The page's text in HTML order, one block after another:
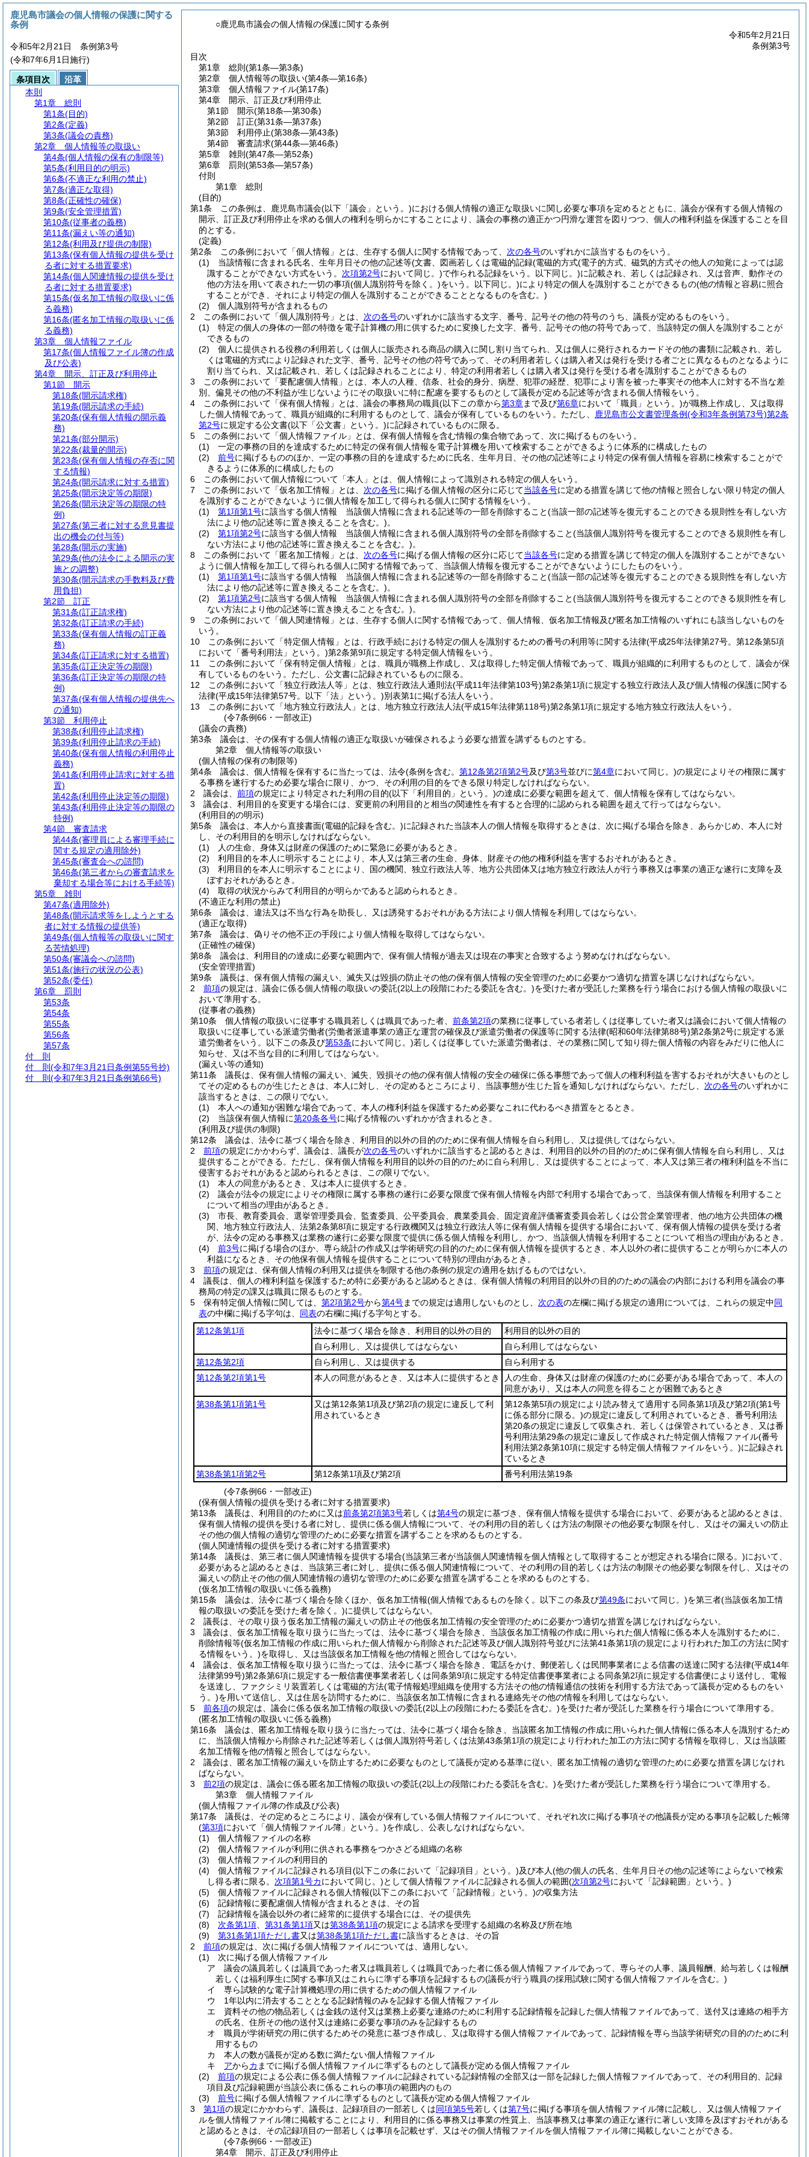
○鹿児島市議会の個人情報の保護に関する条例
令和5年2月21日
条例第3号
目次
第1章
総則 (第1条―第3条)
第2章
個人情報等の取扱い(第4条―第16条)
第3章
個人情報ファイル(第17条)
第4章
開示、訂正及び利用停止
第1節
開示(第18条―第30条)
第2節
訂正(第31条―第37条)
第3節
利用停止(第38条―第43条)
第4節
審査請求(第44条―第46条)
第5章
雑則 (第47条―第52条)
第6章
罰則 (第53条―第57条)
付則
第1章
総則
(目的)
第1条
この条例は、鹿児島市議会(以下「議会」という。)における個人情報の適正な取扱いに関し必要な事項を定めるとともに、議会が保有する個人情報の
開示、訂正及び利用停止を求める個人の権利を明らかにすることにより、議会の事務の適正かつ円滑な運営を図りつつ、個人の権利利益を保護することを目
的とする。
(定義)
第2条
この条例において「個人情報」とは、生存する個人に関する情報であって、 次の各号のいずれかに該当するものをいう。
(1)
当該情報に含まれる氏名、生年月日その他の記述等(文書、図画若しくは電磁的記録(電磁的方式(電子的方式、磁気的方式その他人の知覚によっては認
識することができない方式をいう。 次項第2号において同じ。)で作られる記録をいう。以下同じ。)に記載され、若しくは記録され、又は音声、動作その
他の方法を用いて表された一切の事項(個人識別符号を除く。)をいう。以下同じ。)により特定の個人を識別することができるもの(他の情報と容易に照合
することができ、それにより特定の個人を識別することができることとなるものを含む。)
(2)
個人識別符号が含まれるもの
2
この条例において「個人識別符号」とは、 次の各号のいずれかに該当する文字、番号、記号その他の符号のうち、議長が定めるものをいう。
(1)
特定の個人の身体の一部の特徴を電子計算機の用に供するために変換した文字、番号、記号その他の符号であって、当該特定の個人を識別することが
できるもの
(2)
個人に提供される役務の利用若しくは個人に販売される商品の購入に関し割り当てられ、又は個人に発行されるカードその他の書類に記載され、若し
くは電磁的方式により記録された文字、番号、記号その他の符号であって、その利用者若しくは購入者又は発行を受ける者ごとに異なるものとなるように
割り当てられ、又は記載され、若しくは記録されることにより、特定の利用者若しくは購入者又は発行を受ける者を識別することができるもの
3
この条例において「要配慮個人情報」とは、本人の人種、信条、社会的身分、病歴、犯罪の経歴、犯罪により害を被った事実その他本人に対する不当な差
別、偏見その他の不利益が生じないようにその取扱いに特に配慮を要するものとして議長が定める記述等が含まれる個人情報をいう。
4
この条例において「保有個人情報」とは、議会の事務局の職員(以下この章から第3章まで及び第6章において「職員」という。)が職務上作成し、又は取得
した個人情報であって、職員が組織的に利用するものとして、議会が保有しているものをいう。 ただし、 鹿児島市公文書管理条例(令和3年条例第73号)第2条
第2号に規定する公文書(以下「公文書」という。)に記録されているものに限る。
5
この条例において「個人情報ファイル」とは、保有個人情報を含む情報の集合物であって、次に掲げるものをいう。
(1)
一定の事務の目的を達成するために特定の保有個人情報を電子計算機を用いて検索することができるように体系的に構成したもの
(2)
前号に掲げるもののほか、一定の事務の目的を達成するために氏名、生年月日、その他の記述等により特定の保有個人情報を容易に検索することがで
きるように体系的に構成したもの
6
この条例において個人情報について「本人」とは、個人情報によって識別される特定の個人をいう。
7
この条例において「仮名加工情報」とは、 次の各号に掲げる個人情報の区分に応じて当該各号に定める措置を講じて他の情報と照合しない限り特定の個人
を識別することができないように個人情報を加工して得られる個人に関する情報をいう。
(1)
第1項第1号に該当する個人情報 当該個人情報に含まれる記述等の一部を削除すること(当該一部の記述等を復元することのできる規則性を有しない方
法により他の記述等に置き換えることを含む。)。
(2)
第1項第2号に該当する個人情報 当該個人情報に含まれる個人識別符号の全部を削除すること(当該個人識別符号を復元することのできる規則性を有し
ない方法により他の記述等に置き換えることを含む。)。
8
この条例において「匿名加工情報」とは、 次の各号に掲げる個人情報の区分に応じて当該各号に定める措置を講じて特定の個人を識別することができない
ように個人情報を加工して得られる個人に関する情報であって、当該個人情報を復元することができないようにしたものをいう。
(1)
第1項第1号に該当する個人情報 当該個人情報に含まれる記述等の一部を削除すること(当該一部の記述等を復元することのできる規則性を有しない方
法により他の記述等に置き換えることを含む。)。
(2)
第1項第2号に該当する個人情報 当該個人情報に含まれる個人識別符号の全部を削除すること(当該個人識別符号を復元することのできる規則性を有し
ない方法により他の記述等に置き換えることを含む。)。
9
この条例において「個人関連情報」とは、生存する個人に関する情報であって、個人情報、仮名加工情報及び匿名加工情報のいずれにも該当しないものを
いう。
10
この条例において「特定個人情報」とは、行政手続における特定の個人を識別するための番号の利用等に関する法律(平成25年法律第27号。第12条第5項
において「番号利用法」という。)第2条第9項に規定する特定個人情報をいう。
11
この条例において「保有特定個人情報」とは、職員が職務上作成し、又は取得した特定個人情報であって、職員が組織的に利用するものとして、議会が保
有しているものをいう。 ただし、公文書に記録されているものに限る。
12
この条例において「独立行政法人等」とは、独立行政法人通則法(平成11年法律第103号)第2条第1項に規定する独立行政法人及び個人情報の保護に関する
法律(平成15年法律第57号。以下「法」という。)別表第1に掲げる法人をいう。
13
この条例において「地方独立行政法人」とは、地方独立行政法人法(平成15年法律第118号)第2条第1項に規定する地方独立行政法人をいう。
(令7条例66・一部改正)
(議会の責務)
第3条
議会は、その保有する個人情報の適正な取扱いが確保されるよう必要な措置を講ずるものとする。
第2章
個人情報等の取扱い
(個人情報の保有の制限等)
第4条
議会は、個人情報を保有するに当たっては、法令(条例を含む。 第12条第2項第2号及び第3号並びに第4章において同じ。)の規定によりその権限に属す
る事務を遂行するため必要な場合に限り、かつ、その利用の目的をできる限り特定しなければならない。
2
議会は、 前項の規定により特定された利用の目的(以下「利用目的」という。)の達成に必要な範囲を超えて、個人情報を保有してはならない。
3
議会は、利用目的を変更する場合には、変更前の利用目的と相当の関連性を有すると合理的に認められる範囲を超えて行ってはならない。
(利用目的の明示)
第5条
議会は、本人から直接書面(電磁的記録を含む。)に記録された当該本人の個人情報を取得するときは、次に掲げる場合を除き、あらかじめ、本人に対
し、その利用目的を明示しなければならない。
(1)
人の生命、身体又は財産の保護のために緊急に必要があるとき。
(2)
利用目的を本人に明示することにより、本人又は第三者の生命、身体、財産その他の権利利益を害するおそれがあるとき。
(3)
利用目的を本人に明示することにより、国の機関、独立行政法人等、地方公共団体又は地方独立行政法人が行う事務又は事業の適正な遂行に支障を及
ぼすおそれがあるとき。
(4)
取得の状況からみて利用目的が明らかであると認められるとき。
(不適正な利用の禁止)
第6条
議会は、違法又は不当な行為を助長し、又は誘発するおそれがある方法により個人情報を利用してはならない。
(適正な取得)
第7条
議会は、偽りその他不正の手段により個人情報を取得してはならない。
(正確性の確保)
第8条
議会は、利用目的の達成に必要な範囲内で、保有個人情報が過去又は現在の事実と合致するよう努めなければならない。
(安全管理措置)
第9条
議長は、保有個人情報の漏えい、滅失又は毀損の防止その他の保有個人情報の安全管理のために必要かつ適切な措置を講じなければならない。
2
前項の規定は、議会に係る個人情報の取扱いの委託(2以上の段階にわたる委託を含む。)を受けた者が受託した業務を行う場合における個人情報の取扱いに
おいて準用する。
(従事者の義務)
第10条
個人情報の取扱いに従事する職員若しくは職員であった者、 前条第2項の業務に従事している者若しくは従事していた者又は議会において個人情報の
取扱いに従事している派遣労働者(労働者派遣事業の適正な運営の確保及び派遣労働者の保護等に関する法律(昭和60年法律第88号)第2条第2号に規定する派
遣労働者をいう。以下この条及び第53条において同じ。)若しくは従事していた派遣労働者は、その業務に関して知り得た個人情報の内容をみだりに他人に
知らせ、又は不当な目的に利用してはならない。
(漏えい等の通知)
第11条
議長は、保有個人情報の漏えい、滅失、毀損その他の保有個人情報の安全の確保に係る事態であって個人の権利利益を害するおそれが大きいものとし
てその定めるものが生じたときは、本人に対し、その定めるところにより、当該事態が生じた旨を通知しなければならない。 ただし、 次の各号のいずれかに
該当するときは、この限りでない。
(1)
本人への通知が困難な場合であって、本人の権利利益を保護するため必要なこれに代わるべき措置をとるとき。
(2)
当該保有個人情報に第20条各号に掲げる情報のいずれかが含まれるとき。
(利用及び提供の制限)
第12条
議会は、法令に基づく場合を除き、利用目的以外の目的のために保有個人情報を自ら利用し、又は提供してはならない。
2
前項の規定にかかわらず、議会は、議長が次の各号のいずれかに該当すると認めるときは、利用目的以外の目的のために保有個人情報を自ら利用し、又は
提供することができる。 ただし、保有個人情報を利用目的以外の目的のために自ら利用し、又は提供することによって、本人又は第三者の権利利益を不当に
侵害するおそれがあると認められるときは、この限りでない。
(1)
本人の同意があるとき、又は本人に提供するとき。
(2)
議会が法令の規定によりその権限に属する事務の遂行に必要な限度で保有個人情報を内部で利用する場合であって、当該保有個人情報を利用すること
について相当の理由があるとき。
(3)
市長、教育委員会、選挙管理委員会、監査委員、公平委員会、農業委員会、固定資産評価審査委員会若しくは公営企業管理者、他の地方公共団体の機
関、地方独立行政法人、法第2条第8項に規定する行政機関又は独立行政法人等に保有個人情報を提供する場合において、保有個人情報の提供を受ける者
が、法令の定める事務又は業務の遂行に必要な限度で提供に係る個人情報を利用し、かつ、当該個人情報を利用することについて相当の理由があるとき。
(4)
前3号に掲げる場合のほか、専ら統計の作成又は学術研究の目的のために保有個人情報を提供するとき、本人以外の者に提供することが明らかに本人の
利益になるとき、その他保有個人情報を提供することについて特別の理由があるとき。
3
前項の規定は、保有個人情報の利用又は提供を制限する他の条例の規定の適用を妨げるものではない。
4
議長は、個人の権利利益を保護するため特に必要があると認めるときは、保有個人情報の利用目的以外の目的のための議会の内部における利用を議会の事
務局の特定の課又は職員に限るものとする。
5
保有特定個人情報に関しては、 第2項第2号から第4号までの規定は適用しないものとし、 次の表の左欄に掲げる規定の適用については、これらの規定中同
表の中欄に掲げる字句は、 同表の右欄に掲げる字句とする。
第12条第1項
法令に基づく場合を除き、利用目的以外の目的
利用目的以外の目的
自ら利用し、又は提供してはならない
自ら利用してはならない
第12条第2項
自ら利用し、又は提供する
自ら利用する
第12条第2項第1号
本人の同意があるとき、又は本人に提供するとき
人の生命、身体又は財産の保護のために必要がある場合であって、本人の
同意があり、又は本人の同意を得ることが困難であるとき
第38条第1項第1号
又は第12条第1項及び第2項の規定に違反して利
用されているとき
第12条第5項の規定により読み替えて適用する同条第1項及び第2項(第1号
に係る部分に限る。)の規定に違反して利用されているとき、番号利用法
第20条の規定に違反して収集され、若しくは保管されているとき、又は番
号利用法第29条の規定に違反して作成された特定個人情報ファイル(番号
利用法第2条第10項に規定する特定個人情報ファイルをいう。)に記録され
ているとき
第38条第1項第2号
第12条第1項及び第2項
番号利用法第19条
(令7条例66・一部改正)
(保有個人情報の提供を受ける者に対する措置要求)
第13条
議長は、利用目的のために又は前条第2項第3号若しくは第4号の規定に基づき、保有個人情報を提供する場合において、必要があると認めるときは、
保有個人情報の提供を受ける者に対し、提供に係る個人情報について、その利用の目的若しくは方法の制限その他必要な制限を付し、又はその漏えいの防止
その他の個人情報の適切な管理のために必要な措置を講ずることを求めるものとする。
(個人関連情報の提供を受ける者に対する措置要求)
第14条
議長は、第三者に個人関連情報を提供する場合(当該第三者が当該個人関連情報を個人情報として取得することが想定される場合に限る。)において、
必要があると認めるときは、当該第三者に対し、提供に係る個人関連情報について、その利用の目的若しくは方法の制限その他必要な制限を付し、又はその
漏えいの防止その他の個人関連情報の適切な管理のために必要な措置を講ずることを求めるものとする。
(仮名加工情報の取扱いに係る義務)
第15条
議会は、法令に基づく場合を除くほか、仮名加工情報(個人情報であるものを除く。以下この条及び第49条において同じ。)を第三者(当該仮名加工情
報の取扱いの委託を受けた者を除く。)に提供してはならない。
2
議長は、その取り扱う仮名加工情報の漏えいの防止その他仮名加工情報の安全管理のために必要かつ適切な措置を講じなければならない。
3
議会は、仮名加工情報を取り扱うに当たっては、法令に基づく場合を除き、当該仮名加工情報の作成に用いられた個人情報に係る本人を識別するために、
削除情報等(仮名加工情報の作成に用いられた個人情報から削除された記述等及び個人識別符号並びに法第41条第1項の規定により行われた加工の方法に関す
る情報をいう。)を取得し、又は当該仮名加工情報を他の情報と照合してはならない。
4
議会は、仮名加工情報を取り扱うに当たっては、法令に基づく場合を除き、電話をかけ、郵便若しくは民間事業者による信書の送達に関する法律(平成14年
法律第99号)第2条第6項に規定する一般信書便事業者若しくは同条第9項に規定する特定信書便事業者による同条第2項に規定する信書便により送付し、電報
を送達し、ファクシミリ装置若しくは電磁的方法(電子情報処理組織を使用する方法その他の情報通信の技術を利用する方法であって議長が定めるものをい
う。)を用いて送信し、又は住居を訪問するために、当該仮名加工情報に含まれる連絡先その他の情報を利用してはならない。
5
前各項の規定は、議会に係る仮名加工情報の取扱いの委託(2以上の段階にわたる委託を含む。)を受けた者が受託した業務を行う場合について準用する。
(匿名加工情報の取扱いに係る義務)
第16条
議会は、匿名加工情報を取り扱うに当たっては、法令に基づく場合を除き、当該匿名加工情報の作成に用いられた個人情報に係る本人を識別するため
に、当該個人情報から削除された記述等若しくは個人識別符号若しくは法第43条第1項の規定により行われた加工の方法に関する情報を取得し、又は当該匿
名加工情報を他の情報と照合してはならない。
2
議会は、匿名加工情報の漏えいを防止するために必要なものとして議長が定める基準に従い、匿名加工情報の適切な管理のために必要な措置を講じなけれ
ばならない。
3
前2項の規定は、議会に係る匿名加工情報の取扱いの委託(2以上の段階にわたる委託を含む。)を受けた者が受託した業務を行う場合について準用する。
第3章
個人情報ファイル
(個人情報ファイル簿の作成及び公表)
第17条
議長は、その定めるところにより、議会が保有している個人情報ファイルについて、それぞれ次に掲げる事項その他議長が定める事項を記載した帳簿
(第3項において「個人情報ファイル簿」という。)を作成し、公表しなければならない。
(1)
個人情報ファイルの名称
(2)
個人情報ファイルが利用に供される事務をつかさどる組織の名称
(3)
個人情報ファイルの利用目的
(4)
個人情報ファイルに記録される項目(以下この条において「記録項目」という。)及び本人(他の個人の氏名、生年月日その他の記述等によらないで検索
し得る者に限る。 次項第1号カにおいて同じ。)として個人情報ファイルに記録される個人の範囲(次項第2号において「記録範囲」という。)
(5)
個人情報ファイルに記録される個人情報(以下この条において「記録情報」という。)の収集方法
(6)
記録情報に要配慮個人情報が含まれるときは、その旨
(7)
記録情報を議会以外の者に経常的に提供する場合には、その提供先
(8)
次条第1項 第31条第1項又は第38条第1項の規定による請求を受理する組織の名称及び所在地
(9)
第31条第1項ただし書又は第38条第1項ただし書に該当するときは、その旨
2
前項の規定は、次に掲げる個人情報ファイルについては、適用しない。
(1)
次に掲げる個人情報ファイル
ア
議会の議員若しくは議員であった者又は職員若しくは職員であった者に係る個人情報ファイルであって、専らその人事、議員報酬、給与若しくは報酬
若しくは福利厚生に関する事項又はこれらに準ずる事項を記録するもの(議長が行う職員の採用試験に関する個人情報ファイルを含む。)
イ
専ら試験的な電子計算機処理の用に供するための個人情報ファイル
ウ
1年以内に消去することとなる記録情報のみを記録する個人情報ファイル
エ
資料その他の物品若しくは金銭の送付又は業務上必要な連絡のために利用する記録情報を記録した個人情報ファイルであって、送付又は連絡の相手方
の氏名、住所その他の送付又は連絡に必要な事項のみを記録するもの
オ
職員が学術研究の用に供するためその発意に基づき作成し、又は取得する個人情報ファイルであって、記録情報を専ら当該学術研究の目的のために利
用するもの
カ
本人の数が議長が定める数に満たない個人情報ファイル
キ
アからカ までに掲げる個人情報ファイルに準ずるものとして議長が定める個人情報ファイル
(2)
前項の規定による公表に係る個人情報ファイルに記録されている記録情報の全部又は一部を記録した個人情報ファイルであって、その利用目的、記録
項目及び記録範囲が当該公表に係るこれらの事項の範囲内のもの
(3)
前号に掲げる個人情報ファイルに準ずるものとして議長が定める個人情報ファイル
3
第1項の規定にかかわらず、議長は、記録項目の一部若しくは同項第5号若しくは第7号に掲げる事項を個人情報ファイル簿に記載し、又は個人情報ファイ
ルを個人情報ファイル簿に掲載することにより、利用目的に係る事務又は事業の性質上、当該事務又は事業の適正な遂行に著しい支障を及ぼすおそれがある
と認めるときは、その記録項目の一部若しくは事項を記載せず、又はその個人情報ファイルを個人情報ファイル簿に掲載しないことができる。
(令7条例66・一部改正)
第4章
開示、訂正及び利用停止
鹿児島市議会の個人情報の保護に関する
条例
令和5年2月21日 条例第3号
(令和7年6月1日施行)
条項目次
沿革
本則
第1章
総則
第1条(目的)
第2条(定義)
第3条(議会の責務)
第2章
個人情報等の取扱い
第4条(個人情報の保有の制限等)
第5条(利用目的の明示)
第6条(不適正な利用の禁止)
第7条(適正な取得)
第8条(正確性の確保)
第9条(安全管理措置)
第10条(従事者の義務)
第11条(漏えい等の通知)
第12条(利用及び提供の制限)
第13条(保有個人情報の提供を受け
る者に対する措置要求)
第14条(個人関連情報の提供を受け
る者に対する措置要求)
第15条(仮名加工情報の取扱いに係
る義務)
第16条(匿名加工情報の取扱いに係
る義務)
第3章
個人情報ファイル
第17条(個人情報ファイル簿の作成
及び公表)
第4章
開示、訂正及び利用停止
第1節
開示
第18条(開示請求権)
第19条(開示請求の手続)
第20条(保有個人情報の開示義
務)
第21条(部分開示)
第22条(裁量的開示)
第23条(保有個人情報の存否に関
する情報)
第24条(開示請求に対する措置)
第25条(開示決定等の期限)
第26条(開示決定等の期限の特
例)
第27条(第三者に対する意見書提
出の機会の付与等)
第28条(開示の実施)
第29条(他の法令による開示の実
施との調整)
第30条(開示請求の手数料及び費
用負担)
第2節
訂正
第31条(訂正請求権)
第32条(訂正請求の手続)
第33条(保有個人情報の訂正義
務)
第34条(訂正請求に対する措置)
第35条(訂正決定等の期限)
第36条(訂正決定等の期限の特
例)
第37条(保有個人情報の提供先へ
の通知)
第3節
利用停止
第38条(利用停止請求権)
第39条(利用停止請求の手続)
第40条(保有個人情報の利用停止
義務)
第41条(利用停止請求に対する措
置)
第42条(利用停止決定等の期限)
第43条(利用停止決定等の期限の
特例)
第4節
審査請求
第44条(審理員による審理手続に
関する規定の適用除外)
第45条(審査会への諮問)
第46条(第三者からの審査請求を
棄却する場合等における手続等)
第5章
雑則
第47条(適用除外)
第48条(開示請求等をしようとする
者に対する情報の提供等)
第49条(個人情報等の取扱いに関す
る苦情処理)
第50条(審議会への諮問)
第51条(施行の状況の公表)
第52条(委任)
第6章
罰則
第53条
第54条
第55条
第56条
第57条
付 則
付 則 (令和7年3月21日条例第55号抄)
付 則 (令和7年3月21日条例第66号)